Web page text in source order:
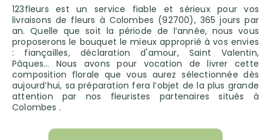
123fleurs est un service fiable et sérieux pour vos
livraisons de fleurs à Colombes (92700), 365 jours par
an. Quelle que soit la période de l’année, nous vous
proposerons le bouquet le mieux approprié à vos envies
: fiançailles, déclaration d'amour, Saint Valentin,
Pâques… Nous avons pour vocation de livrer cette
composition florale que vous aurez sélectionnée dès
aujourd’hui, sa préparation fera l’objet de la plus grande
attention par nos fleuristes partenaires situés à
Colombes .